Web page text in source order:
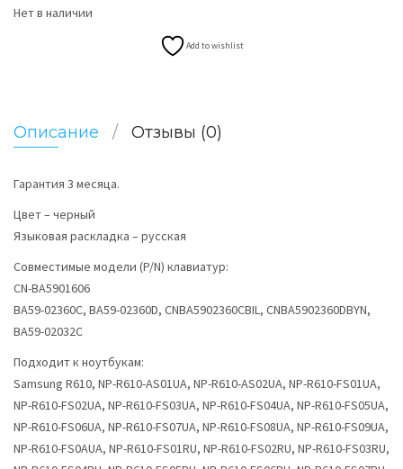
Нет в наличии
Add to wishlist
Описание Отзывы (0)
Гарантия 3 месяца.
Цвет – черный
Языковая раскладка – русская
Совместимые модели (P/N) клавиатур:
CN-BA5901606
BA59-02360C, BA59-02360D, CNBA5902360CBIL, CNBA5902360DBYN,
ВА59-02032C
Подходит к ноутбукам:
Samsung R610, NP-R610-AS01UA, NP-R610-AS02UA, NP-R610-FS01UA,
NP-R610-FS02UA, NP-R610-FS03UA, NP-R610-FS04UA, NP-R610-FS05UA,
NP-R610-FS06UA, NP-R610-FS07UA, NP-R610-FS08UA, NP-R610-FS09UA,
NP-R610-FS0AUA, NP-R610-FS01RU, NP-R610-FS02RU, NP-R610-FS03RU,